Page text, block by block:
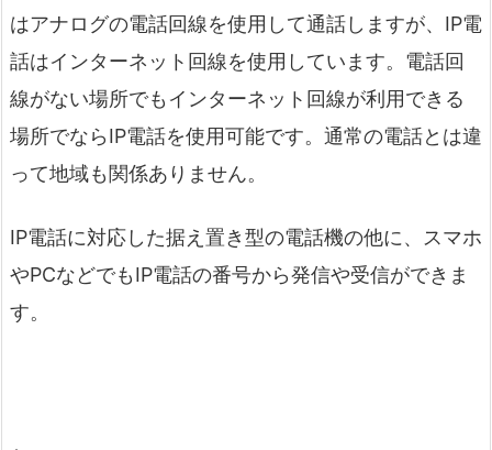
はアナログの電話回線を使用して通話しますが、IP電
話はインターネット回線を使用しています。電話回
線がない場所でもインターネット回線が利用できる
場所でならIP電話を使用可能です。通常の電話とは違
って地域も関係ありません。
IP電話に対応した据え置き型の電話機の他に、スマホ
やPCなどでもIP電話の番号から発信や受信ができま
す。